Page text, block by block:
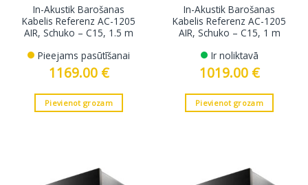
In-Akustik Barošanas
Kabelis Referenz AC-1205
AIR, Schuko – C15, 1.5 m
Pieejams pasūtīšanai
1169.00 €
Pievienot grozam
In-Akustik Barošanas
Kabelis Referenz AC-1205
AIR, Schuko – C15, 1 m
Ir noliktavā
1019.00 €
Pievienot grozam